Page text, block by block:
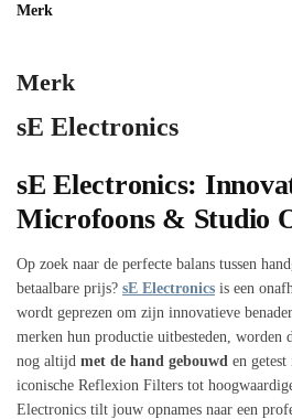
Merk
Merk
sE Electronics
sE Electronics:
Microfoons & Studio
Op zoek naar de perfecte balans tussen
betaalbare prijs? sE Electronics is een
wordt geprezen om zijn innovatieve
merken hun productie uitbesteden, worden
nog altijd met de hand gebouwd en
iconische Reflexion Filters tot
Electronics tilt jouw opnames naar een